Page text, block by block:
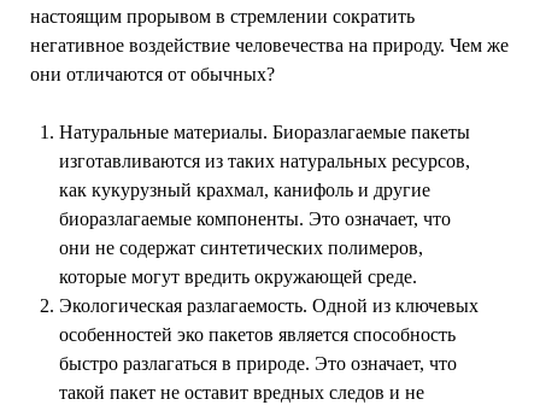
настоящим прорывом в стремлении сократить
негативное воздействие человечества на природу. Чем же
они отличаются от обычных?
Натуральные материалы. Биоразлагаемые пакеты
изготавливаются из таких натуральных ресурсов,
как кукурузный крахмал, канифоль и другие
биоразлагаемые компоненты. Это означает, что
они не содержат синтетических полимеров,
которые могут вредить окружающей среде.
Экологическая разлагаемость. Одной из ключевых
особенностей эко пакетов является способность
быстро разлагаться в природе. Это означает, что
такой пакет не оставит вредных следов и не